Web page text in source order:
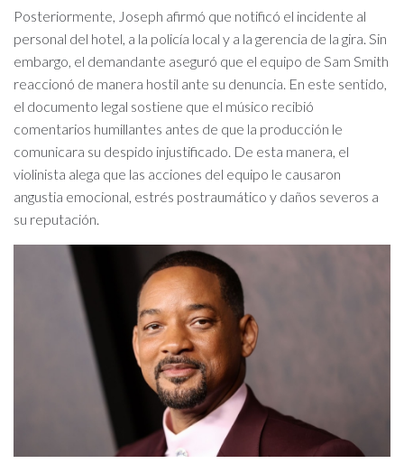
Posteriormente, Joseph afirmó que notificó el incidente al
personal del hotel, a la policía local y a la gerencia de la gira. Sin
embargo, el demandante aseguró que el equipo de Sam Smith
reaccionó de manera hostil ante su denuncia. En este sentido,
el documento legal sostiene que el músico recibió
comentarios humillantes antes de que la producción le
comunicara su despido injustificado. De esta manera, el
violinista alega que las acciones del equipo le causaron
angustia emocional, estrés postraumático y daños severos a
su reputación.